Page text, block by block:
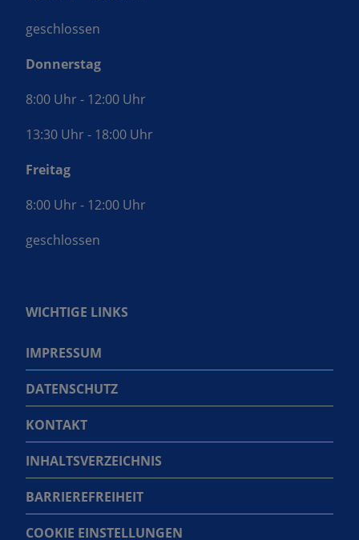
geschlossen
Donnerstag
8:00 Uhr - 12:00 Uhr
13:30 Uhr - 18:00 Uhr
Freitag
8:00 Uhr - 12:00 Uhr
geschlossen
WICHTIGE LINKS
IMPRESSUM
DATENSCHUTZ
KONTAKT
INHALTSVERZEICHNIS
BARRIEREFREIHEIT
COOKIE EINSTELLUNGEN